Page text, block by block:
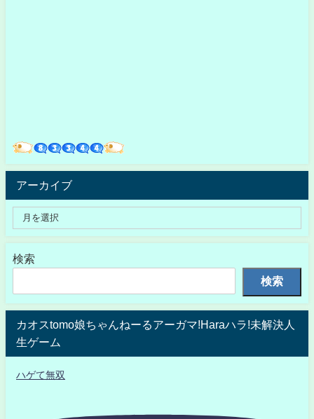
アーカイブ
検索
検索
カオスtomo娘ちゃんねーるアーガマ!Haraハラ!未解決人
生ゲーム
ハゲて無双